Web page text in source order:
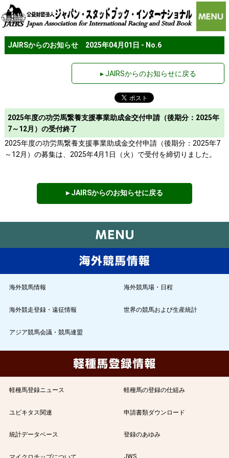
JAIRSからのお知らせ 2025年04月01日 - No.6
▸ JAIRSからのお知らせに戻る
2025年度の功労馬繋養支援事業助成金交付申請（後期分：2025年
7～12月）の受付終了
2025年度の功労馬繋養支援事業助成金交付申請（後期分：2025年7
～12月）の募集は、2025年4月1日（火）で受付を締切りました。
▸ JAIRSからのお知らせに戻る
海外競馬情報 海外競馬場・日程
海外競走登録・遠征情報 世界の競馬および生産統計
アジア競馬会議・競馬連盟
軽種馬登録ニュース 軽種馬の登録の仕組み
ユビキタス関連 申請書類ダウンロード
統計データベース 登録のあゆみ